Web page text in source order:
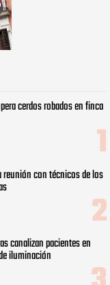
cerdos robados en finca
con técnicos de los
canalizan pacientes en
iluminación